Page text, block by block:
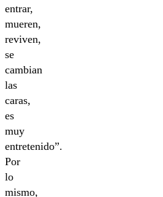
entrar,
mueren,
reviven,
se
cambian
las
caras,
es
muy
entretenido”.
Por
lo
mismo,